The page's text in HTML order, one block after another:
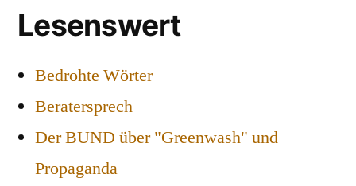
Lesenswert
Bedrohte Wörter
Beratersprech
Der BUND über "Greenwash" und
Propaganda